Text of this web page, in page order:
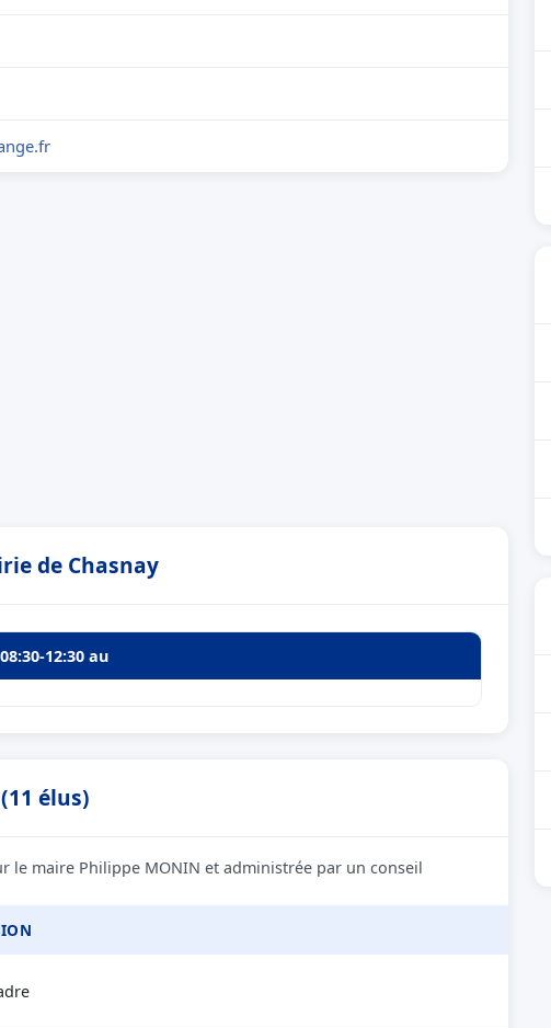
de Chasnay
12:30 au
élus)
le maire Philippe MONIN et administrée par un conseil